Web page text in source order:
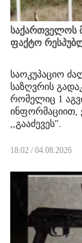
საქართველოს
ფაქტო
საოკუპაციო
საზღვრის
რომელიც 1
ინფორმაციით,
,,გააძევეს".
18:02 / 04.08.2026